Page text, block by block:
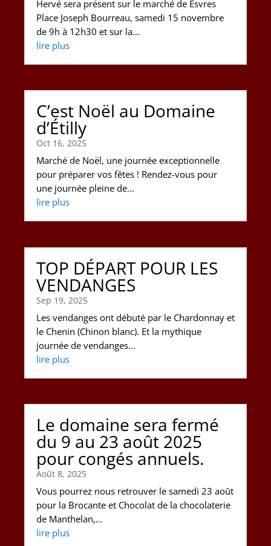
Hervé sera présent sur le marché de Esvres
Place Joseph Bourreau, samedi 15 novembre
de 9h à 12h30 et sur la...
lire plus
C’est Noël au Domaine
d’Étilly
Oct 16, 2025
Marché de Noël, une journée exceptionnelle
pour préparer vos fêtes ! Rendez-vous pour
une journée pleine de...
lire plus
TOP DÉPART POUR LES
VENDANGES
Sep 19, 2025
Les vendanges ont débuté par le Chardonnay et
le Chenin (Chinon blanc). Et la mythique
journée de vendanges...
lire plus
Le domaine sera fermé
du 9 au 23 août 2025
pour congés annuels.
Août 8, 2025
Vous pourrez nous retrouver le samedi 23 août
pour la Brocante et Chocolat de la chocolaterie
de Manthelan,...
lire plus